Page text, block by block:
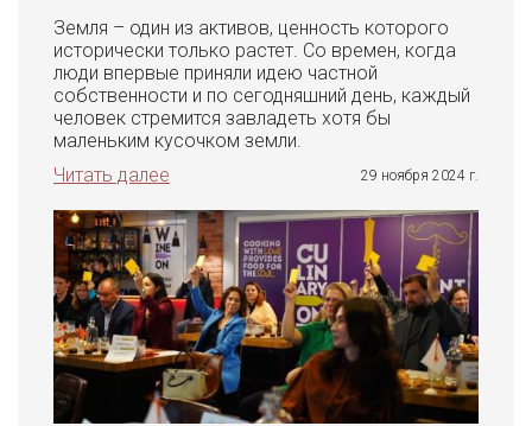
Земля – один из активов, ценность которого
исторически только растет. Со времен, когда
люди впервые приняли идею частной
собственности и по сегодняшний день, каждый
человек стремится завладеть хотя бы
маленьким кусочком земли.
Читать далее
29 ноября 2024 г.